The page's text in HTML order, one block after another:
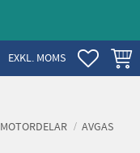
EXKL. MOMS
MOTORDELAR AVGAS